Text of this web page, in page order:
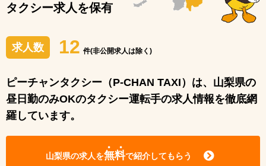
タクシー求人を保有
求人数 12 件(非公開求人は除く)
ピーチャンタクシー（P-CHAN TAXI）は、山梨県の
昼⽇勤のみOKのタクシー運転⼿の求⼈情報を徹底網
羅しています。
山梨県の求人を無料で紹介してもらう